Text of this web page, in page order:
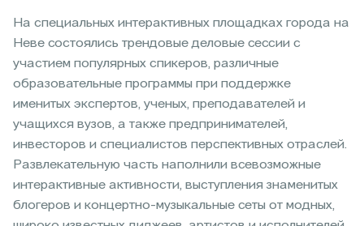
На специальных интерактивных площадках города на
Неве состоялись трендовые деловые сессии с
участием популярных спикеров, различные
образовательные программы при поддержке
именитых экспертов, ученых, преподавателей и
учащихся вузов, а также предпринимателей,
инвесторов и специалистов перспективных отраслей.
Развлекательную часть наполнили всевозможные
интерактивные активности, выступления знаменитых
блогеров и концертно-музыкальные сеты от модных,